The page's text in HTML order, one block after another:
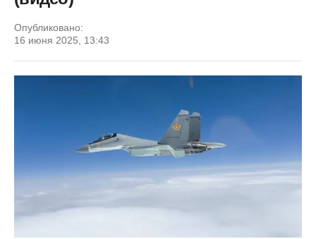
Опубликовано:
16 июня 2025, 13:43